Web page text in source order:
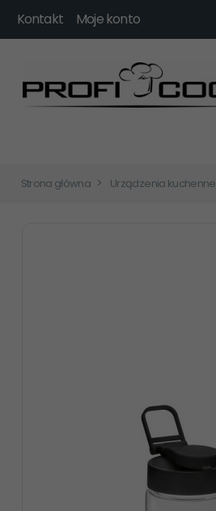
Kontakt Moje konto
Strona główna Urządzenia kuchenne